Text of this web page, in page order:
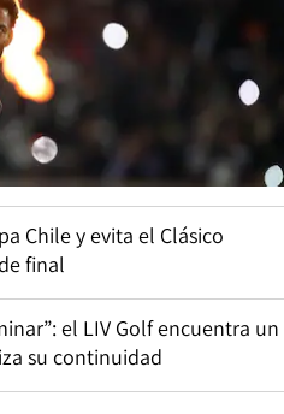
Chile y evita el Clásico
final
el LIV Golf encuentra un
su continuidad